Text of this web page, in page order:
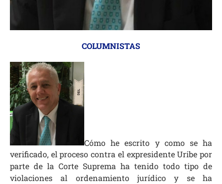
COLUMNISTAS
Cómo he escrito y como se ha
verificado, el proceso contra el expresidente Uribe por
parte de la Corte Suprema ha tenido todo tipo de
violaciones al ordenamiento jurídico y se ha